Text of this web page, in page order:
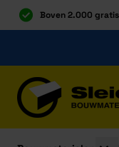
Boven 2.000